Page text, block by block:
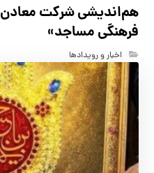
هم‌اندیشی شرکت
فرهنگی مساجد»
اخبار و رویدادها